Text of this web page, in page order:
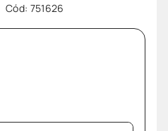
Cód: 751626